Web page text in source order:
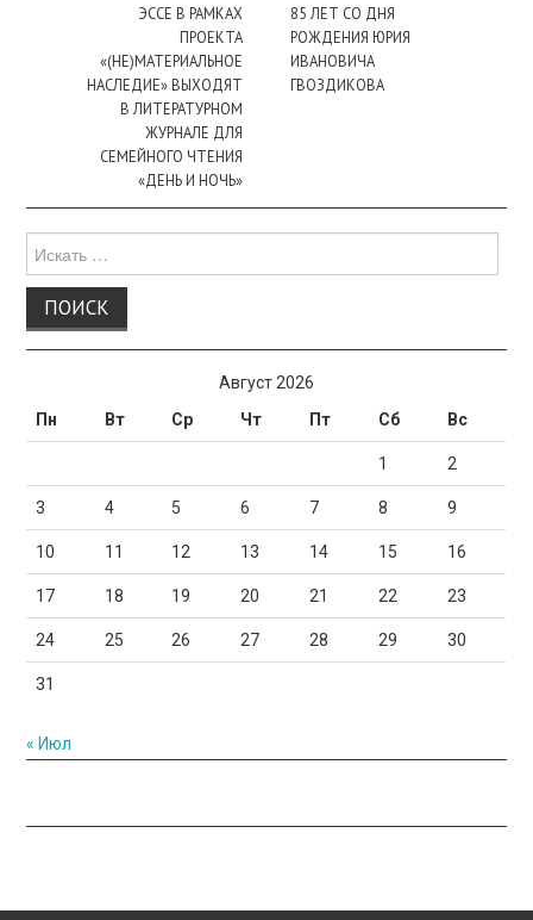
ЭССЕ В РАМКАХ
ПРОЕКТА
«(НЕ)МАТЕРИАЛЬНОЕ
НАСЛЕДИЕ» ВЫХОДЯТ
В ЛИТЕРАТУРНОМ
ЖУРНАЛЕ ДЛЯ
СЕМЕЙНОГО ЧТЕНИЯ
«ДЕНЬ И НОЧЬ»
85 ЛЕТ СО ДНЯ
РОЖДЕНИЯ ЮРИЯ
ИВАНОВИЧА
ГВОЗДИКОВА
для:
Август 2026
Пн
Вт Ср Чт Пт Сб Вс
1 2
3 4 5 6 7 8 9
10 11 12 13 14 15 16
17 18 19 20 21 22 23
24 25 26 27 28 29 30
31
« Июл